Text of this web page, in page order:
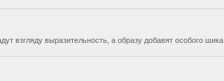
взгляду выразительность, а образу добавят особого шика.